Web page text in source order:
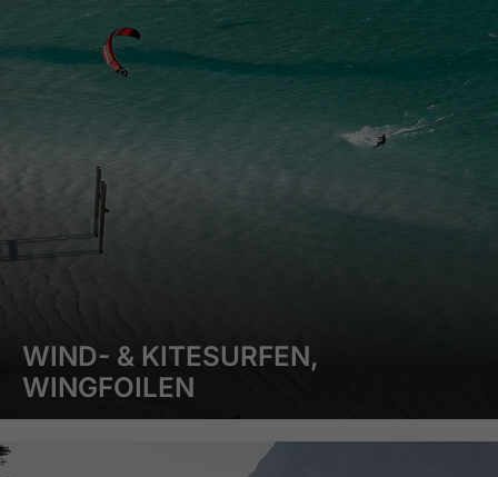
WIND- & KITESURFEN,
WINGFOILEN